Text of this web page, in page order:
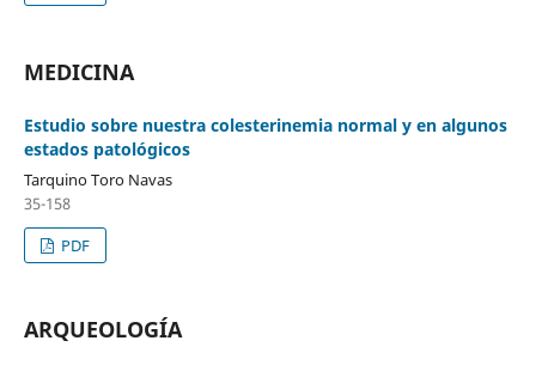
MEDICINA
Estudio sobre nuestra colesterinemia normal y en algunos
estados patológicos
Tarquino Toro Navas
35-158
PDF
ARQUEOLOGÍA